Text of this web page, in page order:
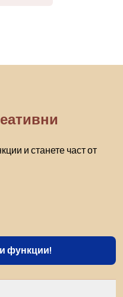
и станете част от
функции!